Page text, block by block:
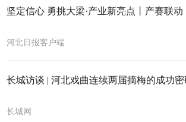
河北日报客户端
长城访谈 | 河北戏曲连续两届摘梅的成功密
长城网